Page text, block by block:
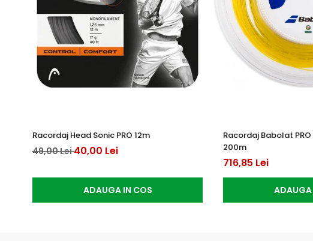
Racordaj Head Sonic PRO 12m
49,00 Lei40,00 Lei
ADAUGA IN COS
Racordaj Babolat PRO
200m
716,85 Lei
ADAUGA